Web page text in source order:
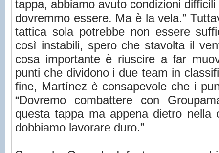
tappa, abbiamo avuto condizioni
dovremmo essere. Ma è la vela.”
tattica sola potrebbe non essere
così instabili, spero che stavolta il
cosa importante è riuscire a far
punti che dividono i due team in
fine, Martínez è consapevole che i
“Dovremo combattere con
questa tappa ma appena dietro nella
dobbiamo lavorare duro.”